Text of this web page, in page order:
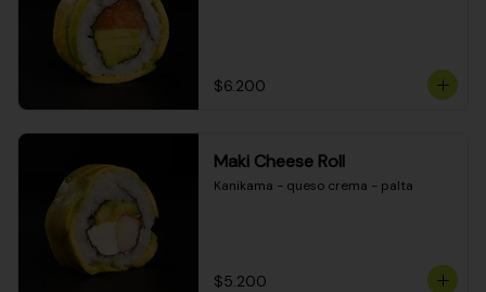
$6.200
Maki Cheese Roll
Kanikama - queso crema - palta
$5.200